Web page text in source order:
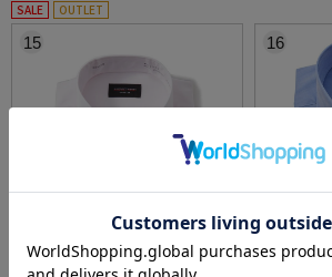
SALE OUTLET
15 16